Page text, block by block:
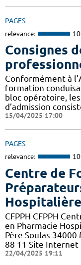
PAGES
relevance:
Consignes
Conformément à
formation
bloc opératoire,
d’admission
15/04/2025 17:00
PAGES
relevance:
Centre de
Hospitalière
CFPPH CFPPH
en Pharmacie
Père Soulas
88 11 Site
22/04/2025 19:11